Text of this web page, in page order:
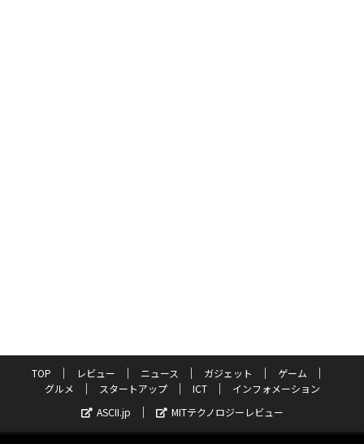
TOP レビュー ニュース ガジェット
ゲーム
グルメ
スタートアップ ICT
インフォメーション
ASCII.jp
MITテクノロジーレビュー